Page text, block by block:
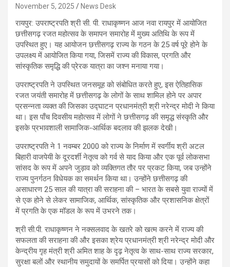
November 5, 2025 News Desk
रायपुर: उपराष्ट्रपति श्री सी. पी. राधाकृष्णन आज नवा रायपुर में आयोजित
छत्तीसगढ़ रजत महोत्सव के समापन समारोह में मुख्य अतिथि के रूप में
उपस्थित हुए। यह आयोजन छत्तीसगढ़ राज्य के गठन के 25 वर्ष पूरे होने के
उपलक्ष्य में आयोजित किया गया, जिसमें राज्य की विकास, प्रगति और
सांस्कृतिक समृद्धि की प्रेरक यात्रा का जश्न मनाया गया।
उपराष्ट्रपति ने उपस्थित जनसमूह को संबोधित करते हुए, इस ऐतिहासिक
रजत जयंती समारोह में छत्तीसगढ़ के लोगों के साथ शामिल होने पर अपार
प्रसन्नता व्यक्त की जिसका उद्घाटन प्रधानमंत्री श्री नरेन्द्र मोदी ने किया
था। इस पाँच दिवसीय महोत्सव में लोगों ने छत्तीसगढ़ की समृद्ध संस्कृति और
इसके प्रभावशाली सामाजिक-आर्थिक बदलाव की झलक देखी।
उपराष्ट्रपति ने 1 नवम्बर 2000 को राज्य के निर्माण में स्वर्गीय श्री अटल
बिहारी वाजपेयी के दूरदर्शी नेतृत्व को गर्व से याद किया और एक पूर्व लोकसभा
सांसद के रूप में अपने जुड़ाव को व्यक्तिगत तौर पर प्रकट किया, जब उन्होंने
राज्य पुनर्गठन विधेयक का समर्थन किया था। उन्होंने छत्तीसगढ़ की
असाधारण 25 साल की यात्रा की सराहना की – भारत के सबसे युवा राज्यों में
से एक होने से लेकर सामाजिक, आर्थिक, सांस्कृतिक और प्रशासनिक क्षेत्रों
में प्रगति के एक मॉडल के रूप में उभरने तक।
श्री सी.पी. राधाकृष्णन ने नक्सलवाद के खतरे को खत्म करने में राज्य की
सफलता की सराहना की और इसका श्रेय प्रधानमंत्री श्री नरेन्द्र मोदी और
केन्द्रीय गृह मंत्री श्री अमित शाह के दृढ़ नेतृत्व के साथ-साथ राज्य सरकार,
सुरक्षा बलों और स्थानीय समुदायों के समर्पित प्रयासों को दिया। उन्होंने कहा